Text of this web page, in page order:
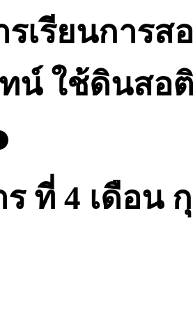
รเรียนการ
ทน์ ใช้ดินสอ
ที่ 4 เดือน